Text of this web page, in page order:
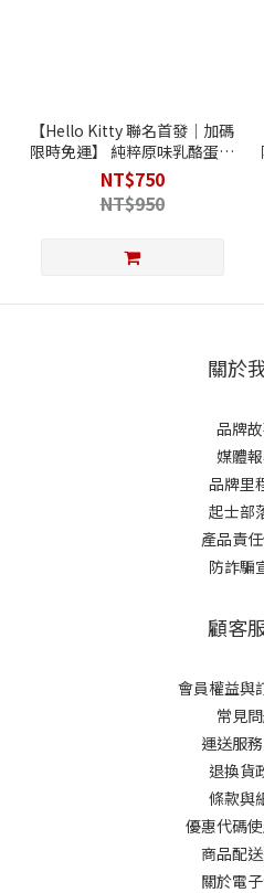
【Hello Kitty 聯名首發│加碼
限時免運】 純粹原味乳酪蛋糕
6吋｜甜點款｜2026 生日禮物
限定
NT$750
NT$950
關於
品牌
媒體
品牌里
起士部
產品責
防詐騙
顧客
會員權益與
常見
運送服
退換貨
條款與
優惠代碼
商品配
關於電